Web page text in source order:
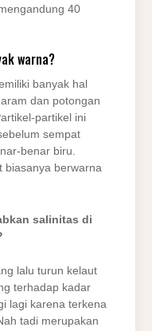
40
warna?
banyak hal
dan potongan
partikel ini
sempat
benar biru.
biasanya berwarna
salinitas di
lalu turun kelaut
terhadap kadar
lagi karena terkena
tadi merupakan